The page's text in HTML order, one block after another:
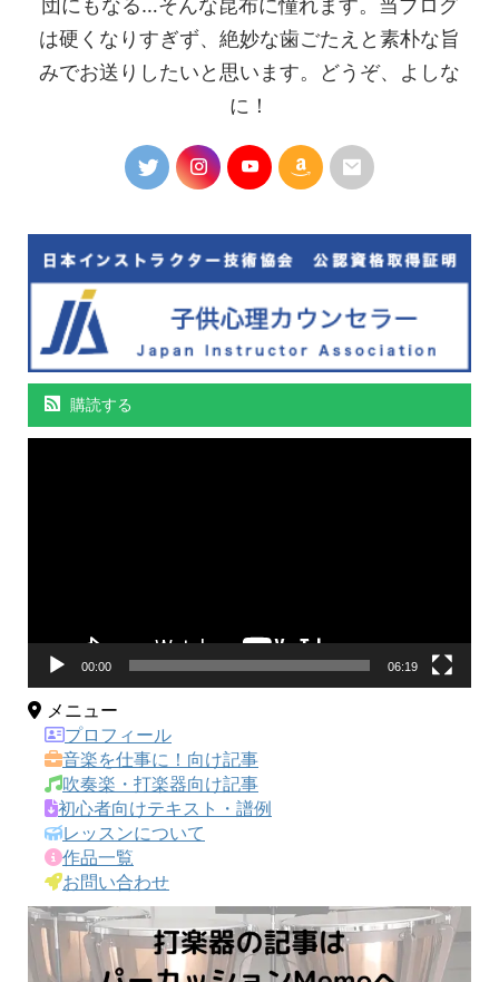
団にもなる…そんな昆布に憧れます。当ブログ
は硬くなりすぎず、絶妙な歯ごたえと素朴な旨
みでお送りしたいと思います。どうぞ、よしな
に！
購読する
00:00 06:19
メニュー
プロフィール
音楽を仕事に！向け記事
吹奏楽・打楽器向け記事
初心者向けテキスト・譜例
レッスンについて
作品一覧
お問い合わせ